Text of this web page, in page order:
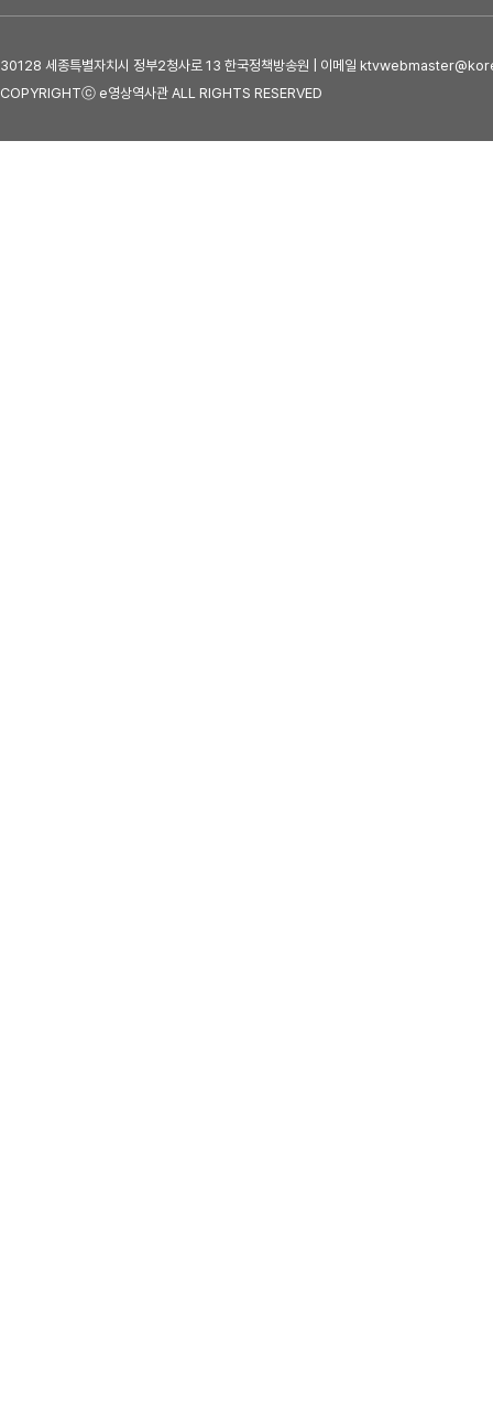
30128 세종특별자치시 정부2청사로 13 한국정책방송원 | 이메일
COPYRIGHTⓒ e영상역사관 ALL RIGHTS RESERVED